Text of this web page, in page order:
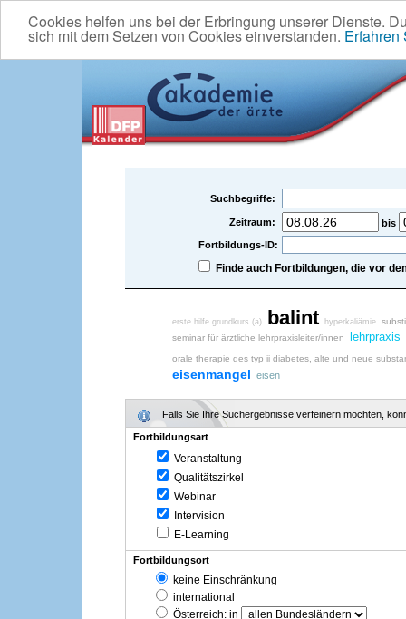
Cookies helfen uns bei der Erbringung unserer Dienste.
sich mit dem Setzen von Cookies einverstanden. Erfahren
Suchbegriffe:
Zeitraum:
bis
Fortbildungs-ID:
Finde auch Fortbildungen, die vor
erste hilfe grundkurs (a) balint hyperkaliämie
seminar für ärztliche lehrpraxisleiter/innen
lehrpraxis
orale therapie des typ ii diabetes, alte und neue
eisenmangel eisen
Falls Sie Ihre Suchergebnisse verfeinern möchten,
Fortbildungsart
Veranstaltung
Qualitätszirkel
Webinar
Intervision
E-Learning
Fortbildungsort
keine Einschränkung
international
Österreich: in